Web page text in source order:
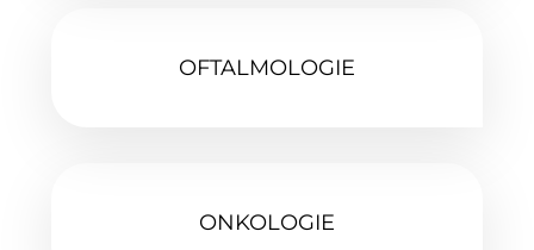
OFTALMOLOGIE‎
ONKOLOGIE